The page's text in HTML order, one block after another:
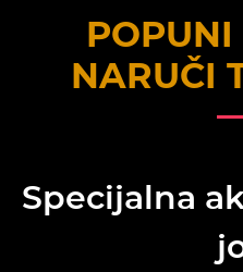
POPUNI
NARUČI
Specijalna